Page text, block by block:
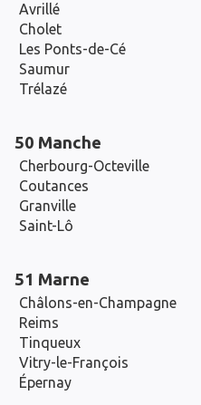
Avrillé
Cholet
Les Ponts-de-Cé
Saumur
Trélazé
50 Manche
Cherbourg-Octeville
Coutances
Granville
Saint-Lô
51 Marne
Châlons-en-Champagne
Reims
Tinqueux
Vitry-le-François
Épernay